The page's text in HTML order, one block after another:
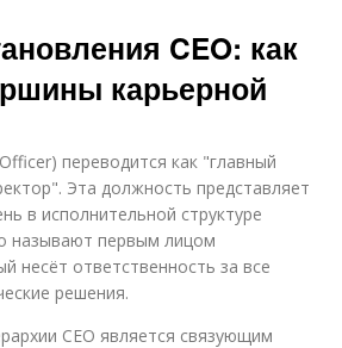
CEO: как
карьерной
переводится как "главный
Эта должность представляет
в исполнительной структуре
называют первым лицом
несёт ответственность за все
решения.
CEO является связующим